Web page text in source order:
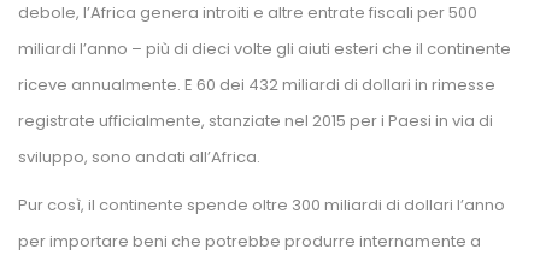
debole, l’Africa genera introiti e altre entrate fiscali per 500
miliardi l’anno – più di dieci volte gli aiuti esteri che il continente
riceve annualmente. E 60 dei 432 miliardi di dollari in rimesse
registrate ufficialmente, stanziate nel 2015 per i Paesi in via di
viluppo, sono andati all’Africa.
Pur così, il continente spende oltre 300 miliardi di dollari l’anno
per importare beni che potrebbe produrre internamente a